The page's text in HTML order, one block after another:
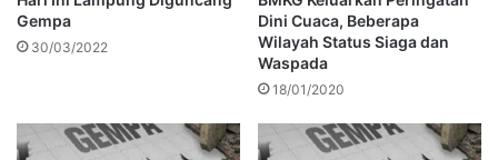
Gempa
30/03/2022
Dini Cuaca, Beberapa
Wilayah Status Siaga dan
Waspada
18/01/2020